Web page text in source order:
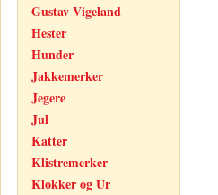
Gustav Vigeland
Hester
Hunder
Jakkemerker
Jegere
Jul
Katter
Klistremerker
Klokker og Ur